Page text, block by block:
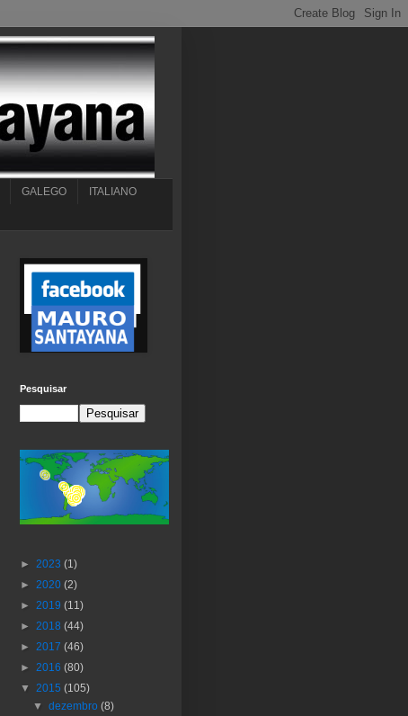
GALEGO ITALIANO
Pesquisar
► 2023 (1)
► 2020 (2)
► 2019 (11)
► 2018 (44)
► 2017 (46)
► 2016 (80)
▼ 2015 (105)
▼dezembro(8)